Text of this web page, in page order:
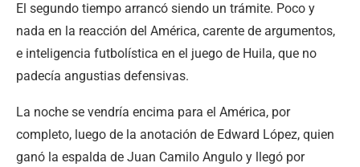
El segundo tiempo arrancó siendo un trámite. Poco y
nada en la reacción del América, carente de argumentos,
e inteligencia futbolística en el juego de Huila, que no
padecía angustias defensivas.
La noche se vendría encima para el América, por
completo, luego de la anotación de Edward López, quien
ganó la espalda de Juan Camilo Angulo y llegó por